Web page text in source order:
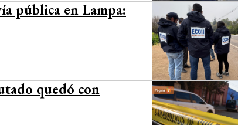
pública en Lampa:
quedó con